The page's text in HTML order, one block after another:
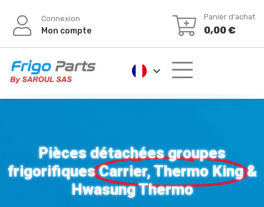
Connexion
Mon compte
Panier d'achat
0,00€
Pièces détachées groupes
frigorifiquesCarrier, Thermo King &
Hwasung Thermo